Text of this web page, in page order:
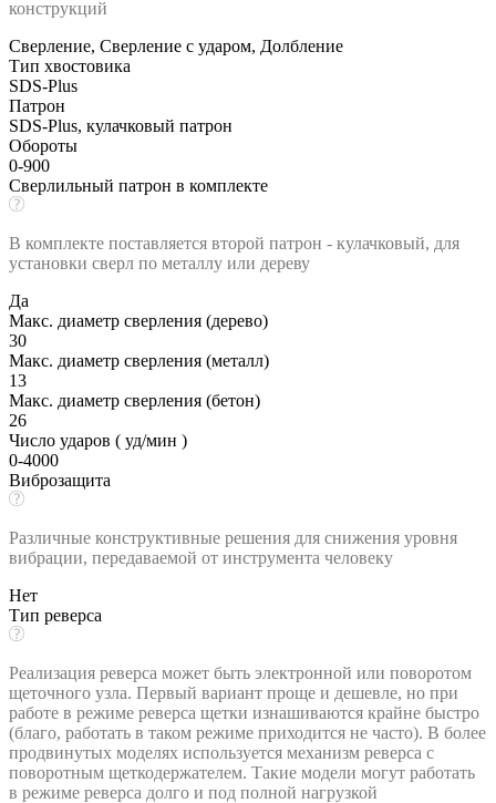
конструкций
Сверление, Сверление с ударом, Долбление
Тип хвостовика
SDS-Plus
Патрон
SDS-Plus, кулачковый патрон
Обороты
0-900
Сверлильный патрон в комплекте
В комплекте поставляется второй патрон - кулачковый, для
установки сверл по металлу или дереву
Да
Макс. диаметр сверления (дерево)
30
Макс. диаметр сверления (металл)
13
Макс. диаметр сверления (бетон)
26
Число ударов ( уд/мин )
0-4000
Виброзащита
Различные конструктивные решения для снижения уровня
вибрации, передаваемой от инструмента человеку
Нет
Тип реверса
Реализация реверса может быть электронной или поворотом
щеточного узла. Первый вариант проще и дешевле, но при
работе в режиме реверса щетки изнашиваются крайне быстро
(благо, работать в таком режиме приходится не часто). В более
продвинутых моделях используется механизм реверса с
поворотным щеткодержателем. Такие модели могут работать
в режиме реверса долго и под полной нагрузкой